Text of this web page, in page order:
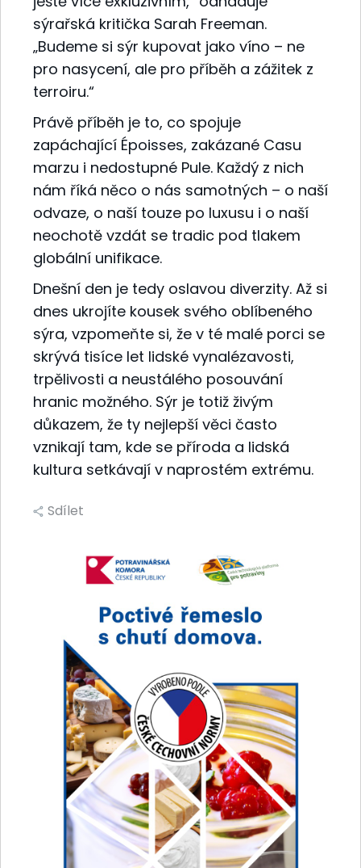
sýrařská kritička Sarah Freeman.
„Budeme si sýr kupovat jako víno – ne
pro nasycení, ale pro příběh a zážitek z
terroiru.“
Právě příběh je to, co spojuje
zapáchající Époisses, zakázané Casu
marzu i nedostupné Pule. Každý z nich
nám říká něco o nás samotných – o naší
odvaze, o naší touze po luxusu i o naší
neochotě vzdát se tradic pod tlakem
globální unifikace.
Dnešní den je tedy oslavou diverzity. Až si
dnes ukrojíte kousek svého oblíbeného
sýra, vzpomeňte si, že v té malé porci se
skrývá tisíce let lidské vynalézavosti,
trpělivosti a neustálého posouvání
hranic možného. Sýr je totiž živým
důkazem, že ty nejlepší věci často
vznikají tam, kde se příroda a lidská
kultura setkávají v naprostém extrému.
Sdílet